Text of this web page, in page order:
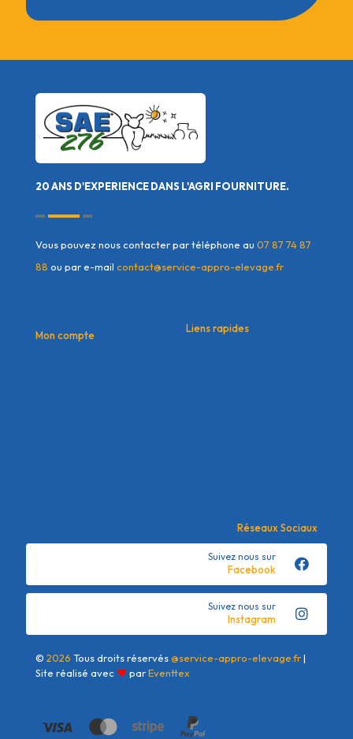
20 ANS D'EXPERIENCE DANS L'AGRI FOURNITURE.
Vous pouvez nous contacter par téléphone au 07 87 74 87
88 ou par e-mail contact@service-appro-elevage.fr
Mon compte
Liens rapides
Réseaux Sociaux
Facebook
Suivez nous sur
Instagram
Suivez nous sur
© 2026 Tous droits réservés@service-appro-elevage.fr|
Site réalisé avec ❤parEventtex